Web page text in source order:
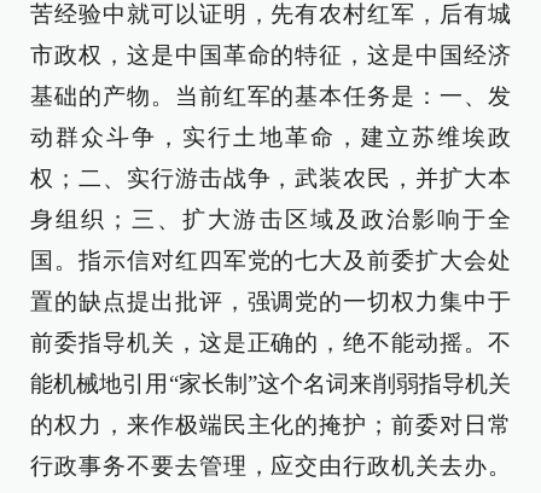
苦经验中就可以证明，先有农村红军，后有城
市政权，这是中国革命的特征，这是中国经济
基础的产物。当前红军的基本任务是：一、发
动群众斗争，实行土地革命，建立苏维埃政
权；二、实行游击战争，武装农民，并扩大本
身组织；三、扩大游击区域及政治影响于全
国。指示信对红四军党的七大及前委扩大会处
置的缺点提出批评，强调党的一切权力集中于
前委指导机关，这是正确的，绝不能动摇。不
能机械地引用“家长制”这个名词来削弱指导机关
的权力，来作极端民主化的掩护；前委对日常
行政事务不要去管理，应交由行政机关去办。